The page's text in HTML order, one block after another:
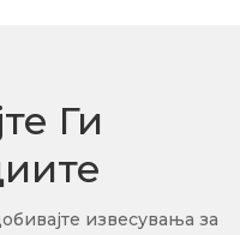
Ги
извесувања за